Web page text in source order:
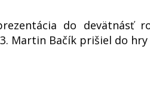
do devätnásť
Martin Bačík prišiel do